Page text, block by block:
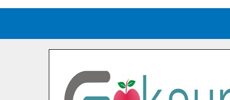
İlçe Jandarma Komutanı Karakaya’dan